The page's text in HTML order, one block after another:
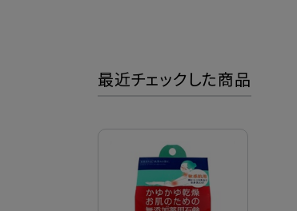
最近チェックした商品